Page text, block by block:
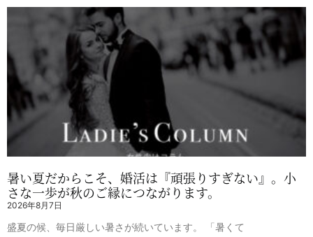
暑い夏だからこそ、婚活は『頑張りすぎない』。小
さな一歩が秋のご縁につながります。
2026年8月7日
盛夏の候、毎日厳しい暑さが続いています。 「暑くて